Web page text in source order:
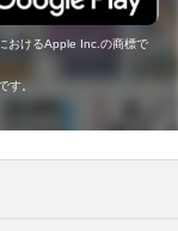
おけるApple Inc.の商標で
す。